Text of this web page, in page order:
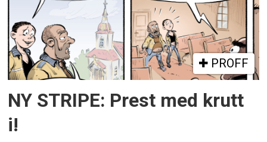
PROFF
NY STRIPE: Prest med krutt
i!